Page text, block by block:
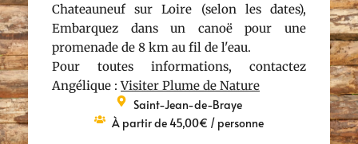
Chateauneuf sur Loire (selon les dates),
Embarquez dans un canoë pour une
promenade de 8 km au fil de l'eau.
Pour toutes informations, contactez
Angélique :Visiter Plume de Nature
Saint-Jean-de-Braye
À partir de 45,00€ / personne